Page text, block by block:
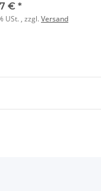
€ *
USt. , zzgl.Versand